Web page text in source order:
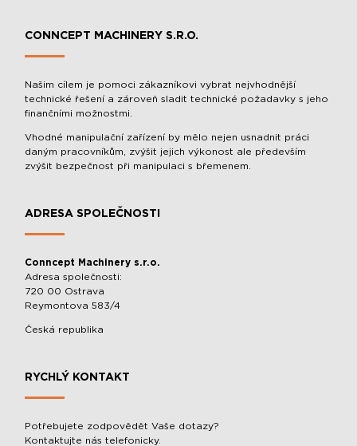
CONNCEPT MACHINERY S.R.O.
Našim cílem je pomoci zákazníkovi vybrat nejvhodnější
technické řešení a zároveň sladit technické požadavky s jeho
finančními možnostmi.
Vhodné manipulační zařízení by mělo nejen usnadnit práci
daným pracovníkům, zvýšit jejich výkonost ale především
zvýšit bezpečnost při manipulaci s břemenem.
ADRESA SPOLEČNOSTI
Conncept Machinery s.r.o.
Adresa společnosti:
720 00 Ostrava
Reymontova 583/4
Česká republika
RYCHLÝ KONTAKT
Potřebujete zodpovědět Vaše dotazy?
Kontaktujte nás telefonicky.